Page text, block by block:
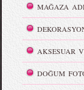
MAĞAZA
AKSESUAR
DOĞUM